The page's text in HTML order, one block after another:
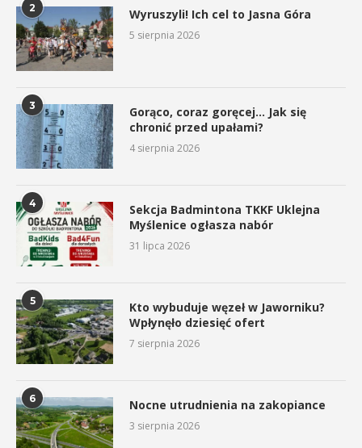
2 Wyruszyli! Ich cel to Jasna Góra
5 sierpnia 2026
3
Gorąco, coraz goręcej… Jak się
chronić przed upałami?
4 sierpnia 2026
4
Sekcja Badmintona TKKF Uklejna
Myślenice ogłasza nabór
31 lipca 2026
5
Kto wybuduje węzeł w Jaworniku?
Wpłynęło dziesięć ofert
7 sierpnia 2026
6 Nocne utrudnienia na zakopiance
3 sierpnia 2026